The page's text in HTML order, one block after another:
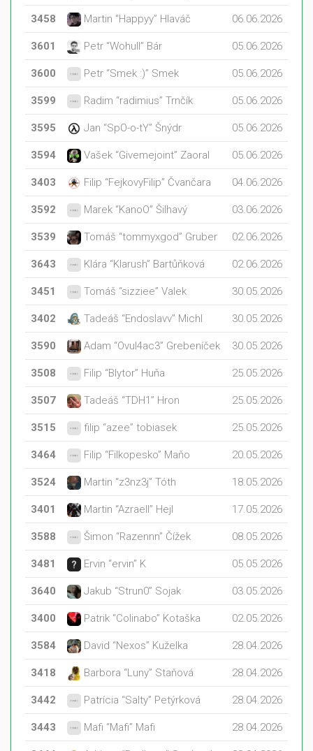
3458 Martin “Happyy” Hlaváč 06.06.2026
3601 Petr “Wohull” Bár 05.06.2026
3600 Petr “Smek :)” Smek 05.06.2026
3599 Radim “radimius” Trnčík 05.06.2026
3595 Jan “SpO-o-tY” Šnýdr 05.06.2026
3594 Vašek “Givemejoint” Zaoral 05.06.2026
3403 Filip “FejkovyFilip” Čvančara 04.06.2026
3592 Marek “KanoO” Šilhavý 03.06.2026
3539 Tomáš “tommyxgod” Gruber 02.06.2026
3643 Klára “Klarush” Bartůňková 02.06.2026
3451 Tomáš “sizziee” Valek 30.05.2026
3402 Tadeáš “Endoslavv” Michl 30.05.2026
3590 Adam “Ovul4ac3” Grebeníček 30.05.2026
3508 Filip “Blytor” Huňa 25.05.2026
3507 Tadeáš “TDH1” Hron 25.05.2026
3515 filip “azee” tobiasek 25.05.2026
3464 Filip “Filkopesko” Maňo 20.05.2026
3524 Martin “z3nz3j” Tóth 18.05.2026
3401 Martin “Azraell” Hejl 17.05.2026
3588 Šimon “Razennn” Čížek 08.05.2026
3481 Ervin “ervin” K 05.05.2026
3640 Jakub “Strun0” Sojak 03.05.2026
3400 Patrik “Colinabo” Kotaška 02.05.2026
3584 David “Nexos” Kuželka 28.04.2026
3418 Barbora “Luny” Staňová 28.04.2026
3442 Patrícia “Salty” Petýrková 28.04.2026
3443 Mafi “Mafi” Mafi 28.04.2026